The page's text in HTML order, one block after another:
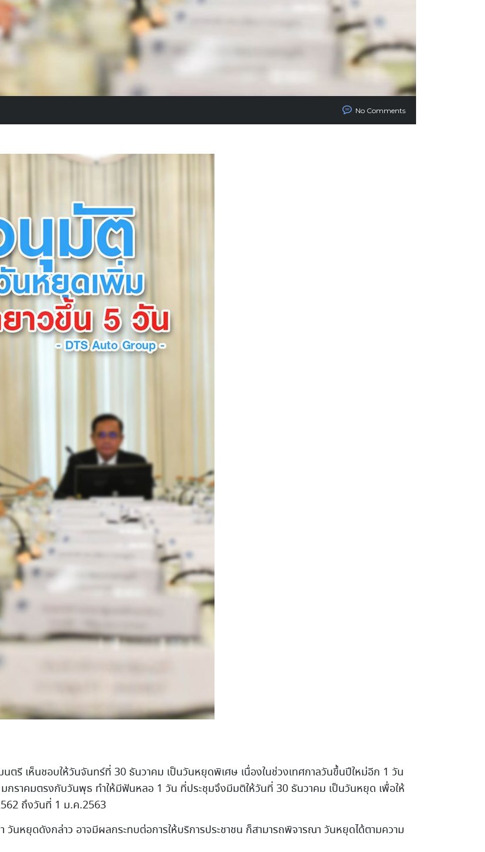
No Comments
ตรี เห็นชอบให้วันจันทร์ที่ 30 ธันวาคม เป็นวันหยุดพิเศษ เนื่องในช่วงเทศกาลวันขึ้นปีใหม่อีก 1 วัน
กราคมตรงกับวันพุธ ทำให้มีฟันหลอ 1 วัน ที่ประชุมจึงมีมติให้วันที่ 30 ธันวาคม เป็นวันหยุด เพื่อให้
ถึงวันที่ 1 ม.ค.2563
วันหยุดดังกล่าว อาจมีผลกระทบต่อการให้บริการประชาชน ก็สามารถพิจารณา วันหยุดได้ตามความ